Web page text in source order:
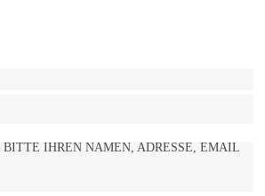
BITTE IHREN NAMEN, ADRESSE, EMAIL